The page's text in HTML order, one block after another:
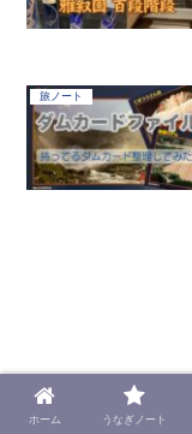
旅ノート
ホーム うなぎノート